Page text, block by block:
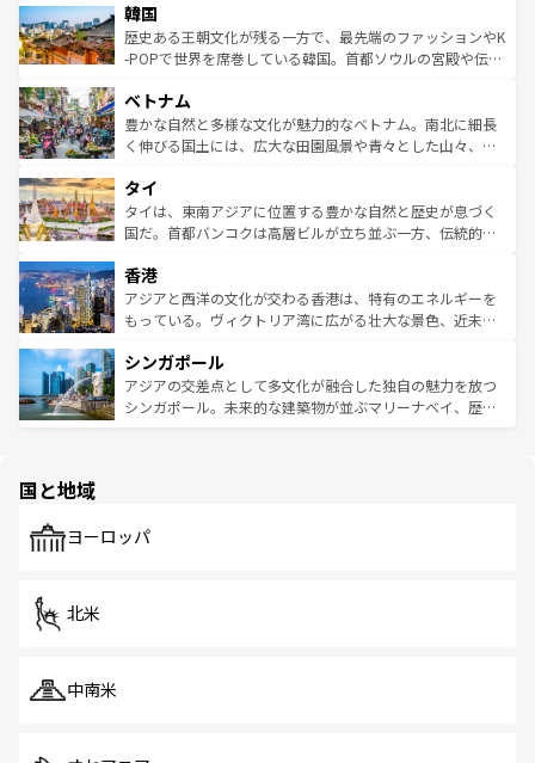
ワイを、存分に味わってほしい。 なお、新着のハワイ情報
はコンテンツ一覧を参照してほしい。
いる。アクティビティも充実しており、サーフィンやダイ
ビング、ハイキングなど、アウトドア好きにはたまらな
い。オーストラリアの多彩な魅力を存分に味わいつくそ
参照してほしい。
ン）、静ひつな山岳地帯である台湾東部など、都市の喧騒
と山間の静けさが共存しており、訪れる人に新しい発見と
驚きをもたらしてくれる。また、奥深い台湾の食文化も魅
容にもいいと評判のスイーツなど、バラエティ豊かな料理
が味わえる。 なお、新着の台湾情報は コンテンツ一覧を参
照してほしい。
韓国
歴史ある王朝文化が残る一方で、最先端のファッションやK
-POPで世界を席巻している韓国。首都ソウルの宮殿や伝統
き、地方に足を延ばせば四季折々の自然美を楽しむことが
できる。そして、キムチや焼肉、絶品のストリートフード
まで、さまざまな韓国料理が待っている。夜には、韓国な
リティに包まれながら、韓国の多彩な魅力を心ゆくまで味
わってみてほしい。 なお、新着の韓国情報はコンテンツ一
覧を参照してほしい。
ベトナム
豊かな自然と多様な文化が魅力的なベトナム。南北に細長
く伸びる国土には、広大な田園風景や青々とした山々、世
急速な発展と共に伝統が息づく。ハノイの古い町並みやホ
ーチミン市のフランス統治時代の建物も、独特の雰囲気を
醸し出している。また、バラエティの豊かさとおいしさで
とつ。フォーやバインミー、ベトナムコーヒーなどは、ぜ
ひ現地で味わいたい。どの地域を訪れてもあたたかい人々
が旅行者を迎えてくれるので、きっと忘れられない旅にな
参照してほしい。
タイ
タイは、東南アジアに位置する豊かな自然と歴史が息づく
国だ。首都バンコクは高層ビルが立ち並ぶ一方、伝統的な
の活気が交差している。北部ではチェンマイなどの山岳地
帯で自然と触れ合い、南部ではプーケットやクラビの美し
いビーチでリゾート気分を楽しむことができる。タイ料理
激する。気候は一年中温暖で、どの季節にも異なる楽しみ
が待っている。親しみやすいタイの人々、仏教を中心とし
た文化、そして多様な観光資源が、訪れる旅人を魅了し続
香港
アジアと西洋の文化が交わる香港は、特有のエネルギーを
もっている。ヴィクトリア湾に広がる壮大な景色、近未来
み、どこを訪れても感動するはず。観光スポットが密集し
ており、効率よく見どころを回れるのも魅力。息をのむよ
うな絶景から文化的な体験まで、香港を存分に楽しみ尽く
シンガポール
アジアの交差点として多文化が融合した独自の魅力を放つ
シンガポール。未来的な建築物が並ぶマリーナベイ、歴史
で、ホーカーズは地元の風情を楽しめる外せないスポット
国と地域
ヨーロッパ
北米
中南米